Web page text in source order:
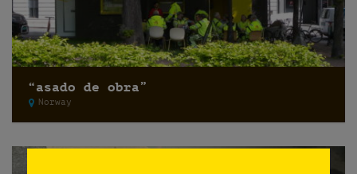
“asado de obra”
Norway